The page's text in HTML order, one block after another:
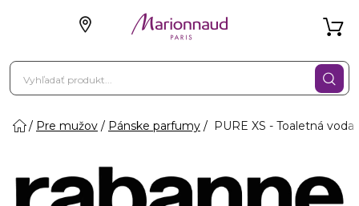
Pre mužov Pánske parfumy PURE XS - Toaletná voda